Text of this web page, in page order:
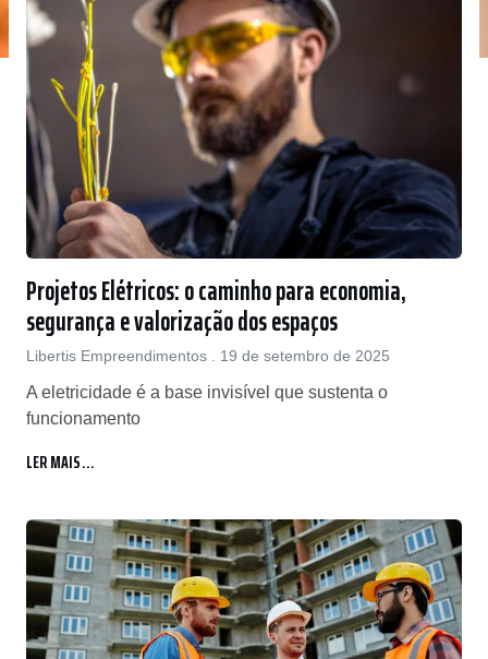
Projetos Elétricos: o caminho para economia,
segurança e valorização dos espaços
Libertis Empreendimentos 19 de setembro de 2025
A eletricidade é a base invisível que sustenta o
funcionamento
LER MAIS...